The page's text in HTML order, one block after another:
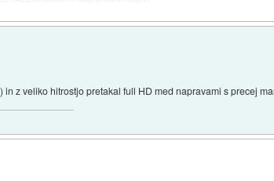
z veliko hitrostjo pretakal full HD med napravami s precej